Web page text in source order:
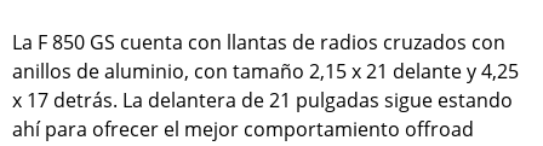
La F 850 GS cuenta con llantas de radios cruzados con
anillos de aluminio, con tamaño 2,15 x 21 delante y 4,25
x 17 detrás. La delantera de 21 pulgadas sigue estando
ahí para ofrecer el mejor comportamiento offroad